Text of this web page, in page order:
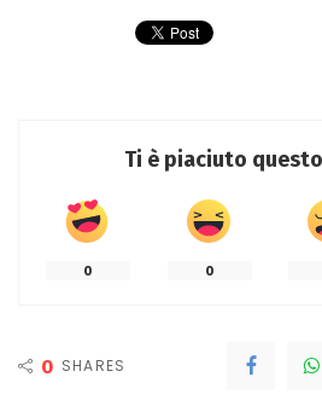
Ti è piaciuto
0 0
0 SHARES